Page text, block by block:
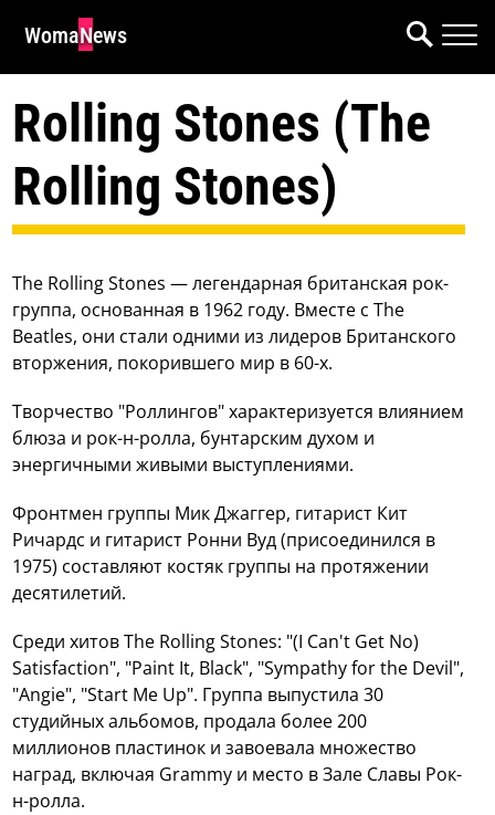
WomaNews
Rolling Stones (The
Rolling Stones)
The Rolling Stones — легендарная британская рок-
группа, основанная в 1962 году. Вместе с The
Beatles, они стали одними из лидеров Британского
вторжения, покорившего мир в 60-х.
Творчество "Роллингов" характеризуется влиянием
блюза и рок-н-ролла, бунтарским духом и
энергичными живыми выступлениями.
Фронтмен группы Мик Джаггер, гитарист Кит
Ричардс и гитарист Ронни Вуд (присоединился в
1975) составляют костяк группы на протяжении
десятилетий.
Среди хитов The Rolling Stones: "(I Can't Get No)
Satisfaction", "Paint It, Black", "Sympathy for the Devil",
"Angie", "Start Me Up". Группа выпустила 30
студийных альбомов, продала более 200
миллионов пластинок и завоевала множество
наград, включая Grammy и место в Зале Славы Рок-
н-ролла.